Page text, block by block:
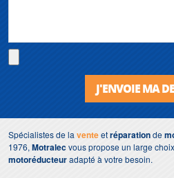
J'ENVOIE MA
Spécialistes de la venteetréparationde
1976, Motralecvous propose un large
motoréducteuradapté à votre besoin.